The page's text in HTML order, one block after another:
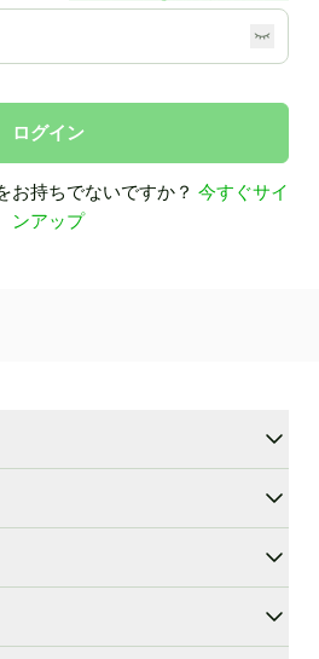
ログイン
お持ちでないですか？ 今すぐサイ
ンアップ